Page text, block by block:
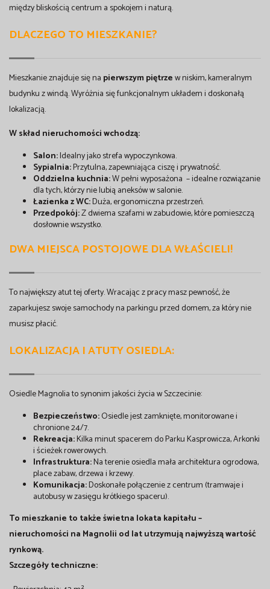
między bliskością centrum a spokojem i naturą.
DLACZEGO TO MIESZKANIE?
Mieszkanie znajduje się na pierwszym piętrzew niskim, kameralnym
budynku z windą. Wyróżnia się funkcjonalnym układem i doskonałą
lokalizacją.
W skład nieruchomości wchodzą:
Salon:Idealny jako strefa wypoczynkowa.
Sypialnia:Przytulna, zapewniająca ciszę i prywatność.
Oddzielna kuchnia:W pełni wyposażona – idealne rozwiązanie
dla tych, którzy nie lubią aneksów w salonie.
Łazienka z WC:Duża, ergonomiczna przestrzeń.
Przedpokój:Z dwiema szafami w zabudowie, które pomieszczą
dosłownie wszystko.
DWA MIEJSCA POSTOJOWE DLA WŁAŚCIELI!
To największy atut tej oferty. Wracając z pracy masz pewność, że
zaparkujesz swoje samochody na parkingu przed domem, za który nie
musisz płacić.
LOKALIZACJA I ATUTY OSIEDLA:
Osiedle Magnolia to synonim jakości życia w Szczecinie:
Bezpieczeństwo:Osiedle jest zamknięte, monitorowane i
chronione 24/7.
Rekreacja:Kilka minut spacerem do Parku Kasprowicza, Arkonki
i ścieżek rowerowych.
Infrastruktura:Na terenie osiedla mała architektura ogrodowa,
place zabaw, drzewa i krzewy.
Komunikacja:Doskonałe połączenie z centrum (tramwaje i
autobusy w zasięgu krótkiego spaceru).
To mieszkanie to także świetna lokata kapitału –
nieruchomości na Magnolii od lat utrzymują najwyższą wartość
rynkową.
Szczegóły techniczne: